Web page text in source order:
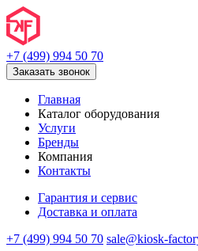
+7 (499) 994 50 70
Заказать звонок
Главная
Каталог оборудования
Услуги
Бренды
Компания
Контакты
Гарантия и сервис
Доставка и оплата
+7 (499) 994 50 70 sale@kiosk-